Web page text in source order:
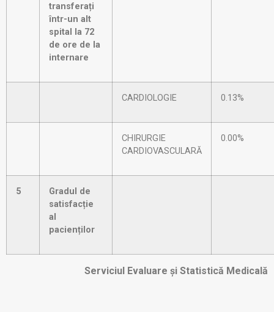
transferați
într-un alt
spital la 72
de ore de la
internare
CARDIOLOGIE 0.13%
CHIRURGIE
CARDIOVASCULARĂ
0.00%
5
Gradul de
satisfacție
al
pacienților
Serviciul Evaluare și Statistică Medicală